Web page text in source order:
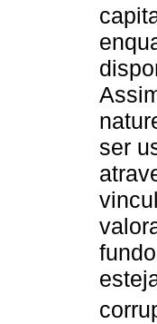
ser